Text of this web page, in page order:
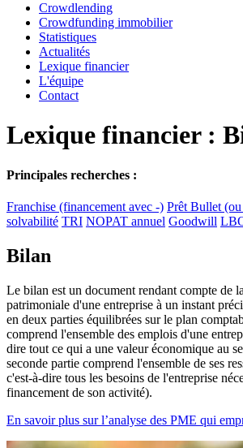
Crowdlending
Crowdfunding immobilier
Statistiques
Actualités
Lexique financier
L'équipe
Contact
Lexique financier :
Principales recherches :
Franchise (financement avec -) Prêt Bullet
solvabilité TRI NOPAT annuel Goodwill
Bilan
Le bilan est un document rendant compte de
patrimoniale d'une entreprise à un instant
en deux parties équilibrées sur le plan
comprend l'ensemble des emplois d'une
dire tout ce qui a une valeur économique au
seconde partie comprend l'ensemble de ses
c'est-à-dire tous les besoins de l'entreprise
financement de son activité).
En savoir plus sur l’analyse des PME qui